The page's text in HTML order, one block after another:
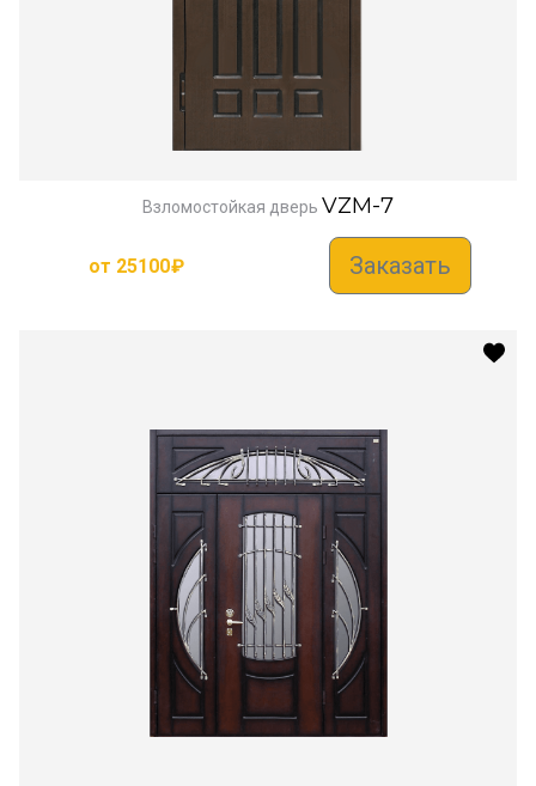
Взломостойкая дверь VZM-7
от 25100₽ Заказать